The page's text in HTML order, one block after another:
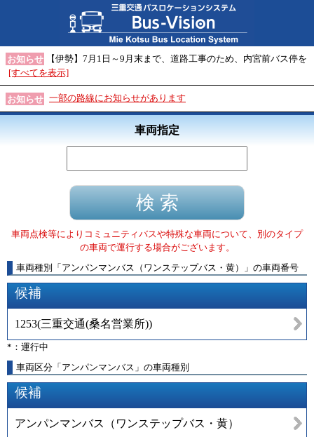
お知らせ
【伊勢】7月1日～9月末まで、道路工事のため、内宮前バス停を
[すべてを表示]
お知らせ 一部の路線にお知らせがあります
車両指定
車両点検等によりコミュニティバスや特殊な車両について、別のタイプ
の車両で運行する場合がございます。
車両種別
「 アンパンマンバス（ワンステップバス・黄） 」 の車両番号
候補
1253(三重交通(桑名営業所))
*：運行中
車両区分「アンパンマンバス」の車両種別
候補
アンパンマンバス（ワンステップバス・黄）